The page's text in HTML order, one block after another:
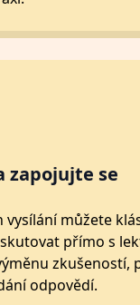
zapojujte se
vysílání můžete
přímo s
zkušeností,
odpovědí.